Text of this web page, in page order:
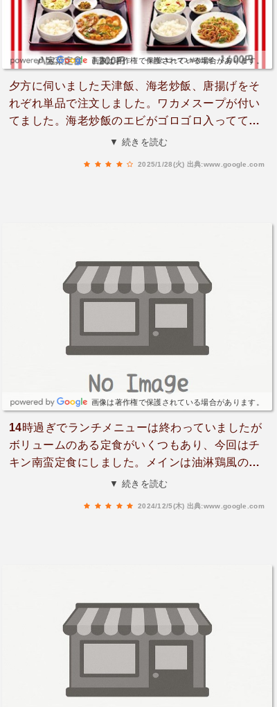
画像は著作権で保護されている場合があります。
夕方に伺いました天津飯、海老炒飯、唐揚げをそ
れぞれ単品で注文しました。ワカメスープが付い
てました。海老炒飯のエビがゴロゴロ入っててプ
リっぷり！揚げたて唐揚げはジューシーで皮パリ
▼ 続きを読む
2025/1/28(火) 出典:www.google.com
画像は著作権で保護されている場合があります。
14時過ぎでランチメニューは終わっていましたが
ボリュームのある定食がいくつもあり、今回はチ
キン南蛮定食にしました。メインは油淋鶏風のチ
キン南蛮で自家製(？)タルタルソースがたっぷ
▼ 続きを読む
2024/12/5(木) 出典:www.google.com